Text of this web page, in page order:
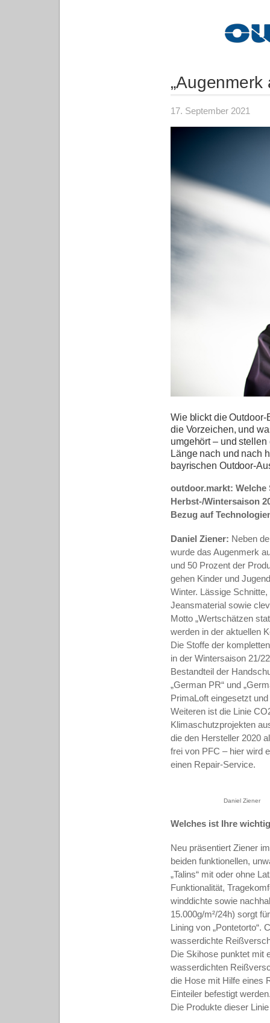
17. September 2021
Wie blickt die
die Vorzeichen, und
umgehört – und
Länge nach und nach
bayrischen Outdoor-
outdoor.markt:
Herbst-/Wintersaison
Bezug auf
Daniel Ziener: Neben
wurde das Augenmerk
und 50 Prozent der
gehen Kinder und
Winter. Lässige
Jeansmaterial sowie
Motto „Wertschätzen
werden in der aktuellen
Die Stoffe der
in der Wintersaison 21/
Bestandteil der
„German PR“ und
PrimaLoft eingesetzt
Weiteren ist die Linie
Klimaschutzprojekten
die den Hersteller 2020
frei von PFC – hier wird
einen Repair-Service.
Daniel Ziener
Welches ist Ihre
Neu präsentiert Ziener
beiden funktionellen,
„Talins“ mit oder ohne
Funktionalität,
winddichte sowie
15.000g/m²/24h) sorgt
Lining von „Pontetorto“.
wasserdichte
Die Skihose punktet mit
wasserdichten
die Hose mit Hilfe eines
Einteiler befestigt
Die Produkte dieser